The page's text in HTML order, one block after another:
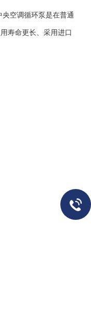
空调循环泵是在普通
寿命更长、采用进口